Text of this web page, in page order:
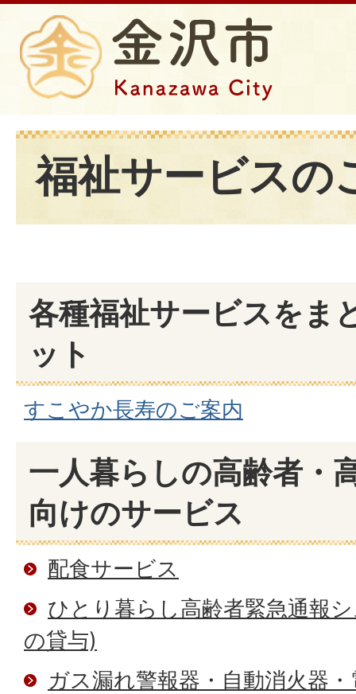
福祉サービスの
各種福祉サービスをま
ット
すこやか長寿のご案内
一人暮らしの高齢者・
向けのサービス
配食サービス
ひとり暮らし高齢者緊急通報
の貸与)
ガス漏れ警報器・自動消火器